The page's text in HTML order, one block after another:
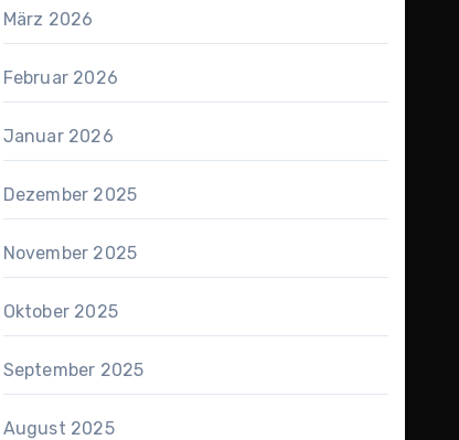
März 2026
Februar 2026
Januar 2026
Dezember 2025
November 2025
Oktober 2025
September 2025
August 2025